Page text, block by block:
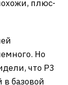
МБ)